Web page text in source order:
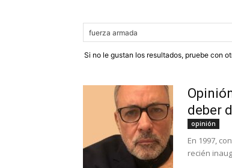
Si no le gustan los resultados, pruebe con
deber
opinión
En 1997,
recién